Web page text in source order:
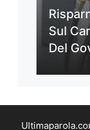
Sul
Del